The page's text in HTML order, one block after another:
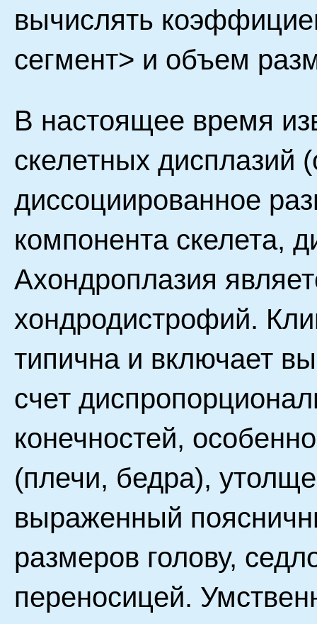
вычислять
сегмент> и объем
В настоящее время
скелетных дисплазий
диссоциированное
компонента скелета,
Ахондроплазия
хондродистрофий.
типична и включает
счет
конечностей,
(плечи, бедра),
выраженный
размеров голову,
переносицей.